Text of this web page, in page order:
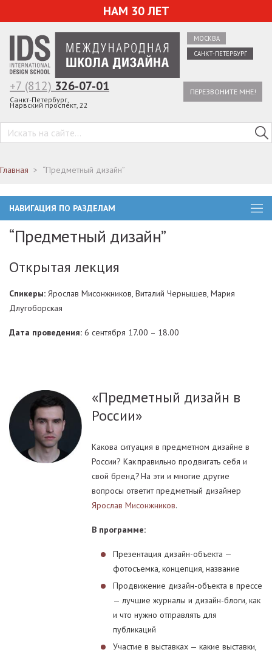
НАМ 30 ЛЕТ
МОСКВА
САНКТ-ПЕТЕРБУРГ
ПЕРЕЗВОНИТЕ МНЕ!
+7 (812) 326-07-01
Санкт-Петербург,
Нарвский проспект, 22
Главная “Предметный дизайн”
НАВИГАЦИЯ ПО РАЗДЕЛАМ
“Предметный дизайн”
Открытая лекция
Спикеры: Ярослав Мисонжников, Виталий Чернышев, Мария
Длугоборская
Дата проведения: 6 сентября 17.00 – 18.00
«Предметный дизайн в
России»
Какова ситуация в предметном дизайне в
России? Как правильно продвигать себя и
свой бренд? На эти и многие другие
вопросы ответит предметный дизайнер
Ярослав Мисонжников.
В программе:
Презентация дизайн-объекта —
фотосъемка, концепция, название
Продвижение дизайн-объекта в прессе
— лучшие журналы и дизайн-блоги, как
и что нужно отправлять для
публикаций
Участие в выставках — какие выставки,